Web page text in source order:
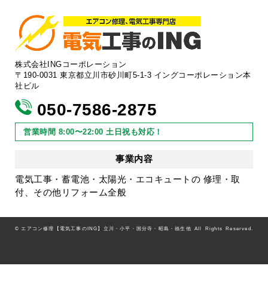
株式会社INGコーポレーション
〒190-0031 東京都立川市砂川町5-1-3 イングコーポレーション本
社ビル
050-7586-2875
営業時間 8:00〜22:00 土日祝も対応！
事業内容
電気工事・蓄電池・太陽光・エコキュートの 修理・取
付、その他リフォーム全般
©エアコン修理【電気工事のING】立川・小平・国分寺・昭島・福生他 All Rights Reserved.